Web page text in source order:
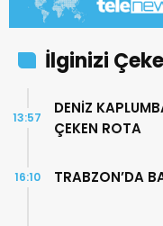
İlginizi
DENİZ
ÇEKEN ROTA
13:57
TRABZON’DA
16:10